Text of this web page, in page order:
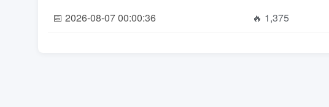
📅 2026-08-07 00:00:36 🔥 1,375